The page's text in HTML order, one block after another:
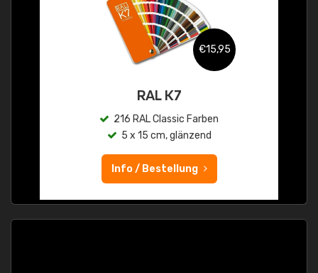
€15,95
RAL K7
216 RAL Classic Farben
5 x 15 cm, glänzend
Info / Bestellung